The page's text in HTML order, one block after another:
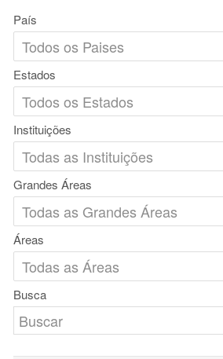
País
Estados
Instituições
Grandes Áreas
Áreas
Busca